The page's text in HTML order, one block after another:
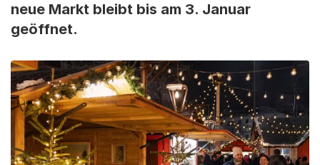
neue Markt bleibt bis am 3. Januar
geöffnet.